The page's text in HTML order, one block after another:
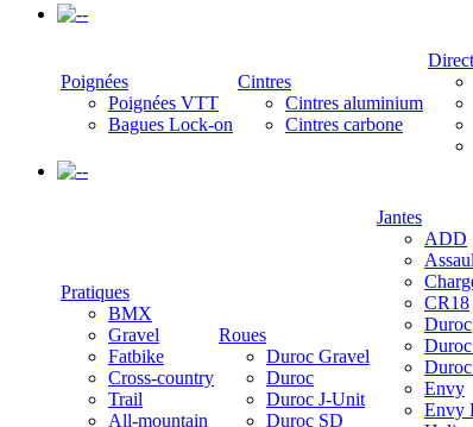
-
Poignées
Poignées VTT
Bagues Lock-on
Cintres
Cintres aluminium
Cintres carbone
-
Pratiques
BMX
Gravel
Fatbike
Cross-country
Trail
All-mountain
Roues
Duroc Gravel
Duroc
Duroc J-Unit
Duroc SD
Jantes
ADD
CR18
Duroc
Envy
Envy